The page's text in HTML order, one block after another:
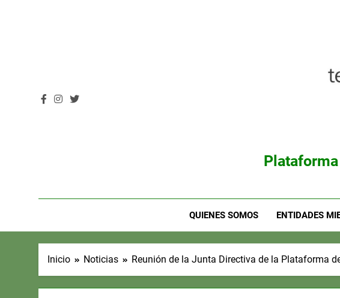
QUIENES SOMOS ENTIDADES
Inicio Noticias Reunión de la Junta Directiva de la Plataforma